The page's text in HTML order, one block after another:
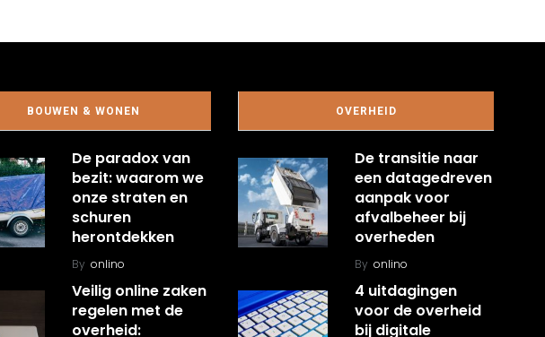
BOUWEN & WONEN
De paradox van
bezit: waarom we
onze straten en
schuren
herontdekken
By onlino
Veilig online zaken
regelen met de
overheid:
OVERHEID
De transitie naar
een datagedreven
aanpak voor
afvalbeheer bij
overheden
By onlino
4 uitdagingen
voor de overheid
bij digitale